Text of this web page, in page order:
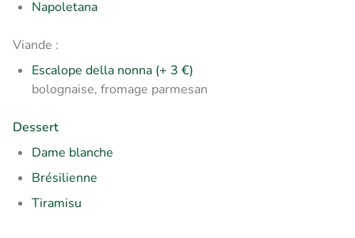
Napoletana
Viande :
Escalope della nonna (+ 3 €)
bolognaise, fromage parmesan
Dessert
Dame blanche
Brésilienne
Tiramisu